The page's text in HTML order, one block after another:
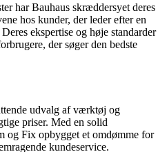
har Bauhaus skræddersyet deres
hos kunder, der leder efter en
ekspertise og høje standarder
der søger den bedste
udvalg af værktøj og
priser. Med en solid
og Fix opbygget et omdømme for
kundeservice.